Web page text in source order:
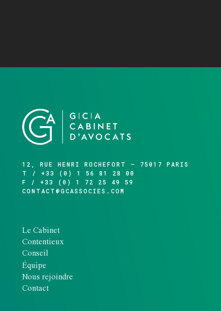
12, RUE HENRI ROCHEFORT – 75017 PARIS
T / +33 (0) 1 56 81 28 00
F / +33 (0) 1 72 25 49 59
CONTACT@GCASSOCIES.COM
Le Cabinet
Contentieux
Conseil
Équipe
Nous rejoindre
Contact